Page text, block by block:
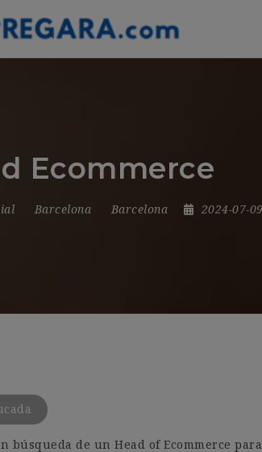
Ecommerce
Barcelona Barcelona 2024-07-09
búsqueda de un Head of Ecommerce